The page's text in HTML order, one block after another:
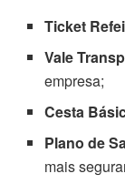
Ticket
Vale
empresa;
Cesta
Plano de
mais